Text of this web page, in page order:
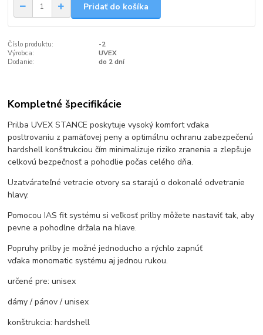
Pridať do košíka
Číslo produktu:
-2
Výrobca:
UVEX
Dodanie:
do 2 dní
Kompletné špecifikácie
Prilba UVEX STANCE poskytuje vysoký komfort vďaka
posltrovaniu z pamäťovej peny a optimálnu ochranu zabezpečenú
hardshell konštrukciou čím minimalizuje riziko zranenia a zlepšuje
celkovú bezpečnosť a pohodlie počas celého dňa.
Uzatvárateľné vetracie otvory sa starajú o dokonalé odvetranie
hlavy.
Pomocou IAS fit systému si veľkosť prilby môžete nastaviť tak, aby
pevne a pohodlne držala na hlave.
Popruhy prilby je možné jednoducho a rýchlo zapnúť
vďaka monomatic systému aj jednou rukou.
určené pre: unisex
dámy / pánov / unisex
konštrukcia: hardshell